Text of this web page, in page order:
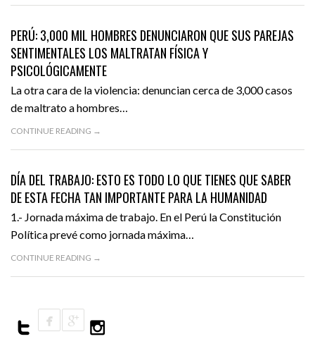
1 MAYO, 2017
PERÚ: 3,000 MIL HOMBRES DENUNCIARON QUE SUS PAREJAS
SENTIMENTALES LOS MALTRATAN FÍSICA Y
PSICOLÓGICAMENTE
La otra cara de la violencia: denuncian cerca de 3,000 casos
de maltrato a hombres…
CONTINUE READING →
1 MAYO, 2017
DÍA DEL TRABAJO: ESTO ES TODO LO QUE TIENES QUE SABER
DE ESTA FECHA TAN IMPORTANTE PARA LA HUMANIDAD
1.- Jornada máxima de trabajo. En el Perú la Constitución
Política prevé como jornada máxima…
CONTINUE READING →